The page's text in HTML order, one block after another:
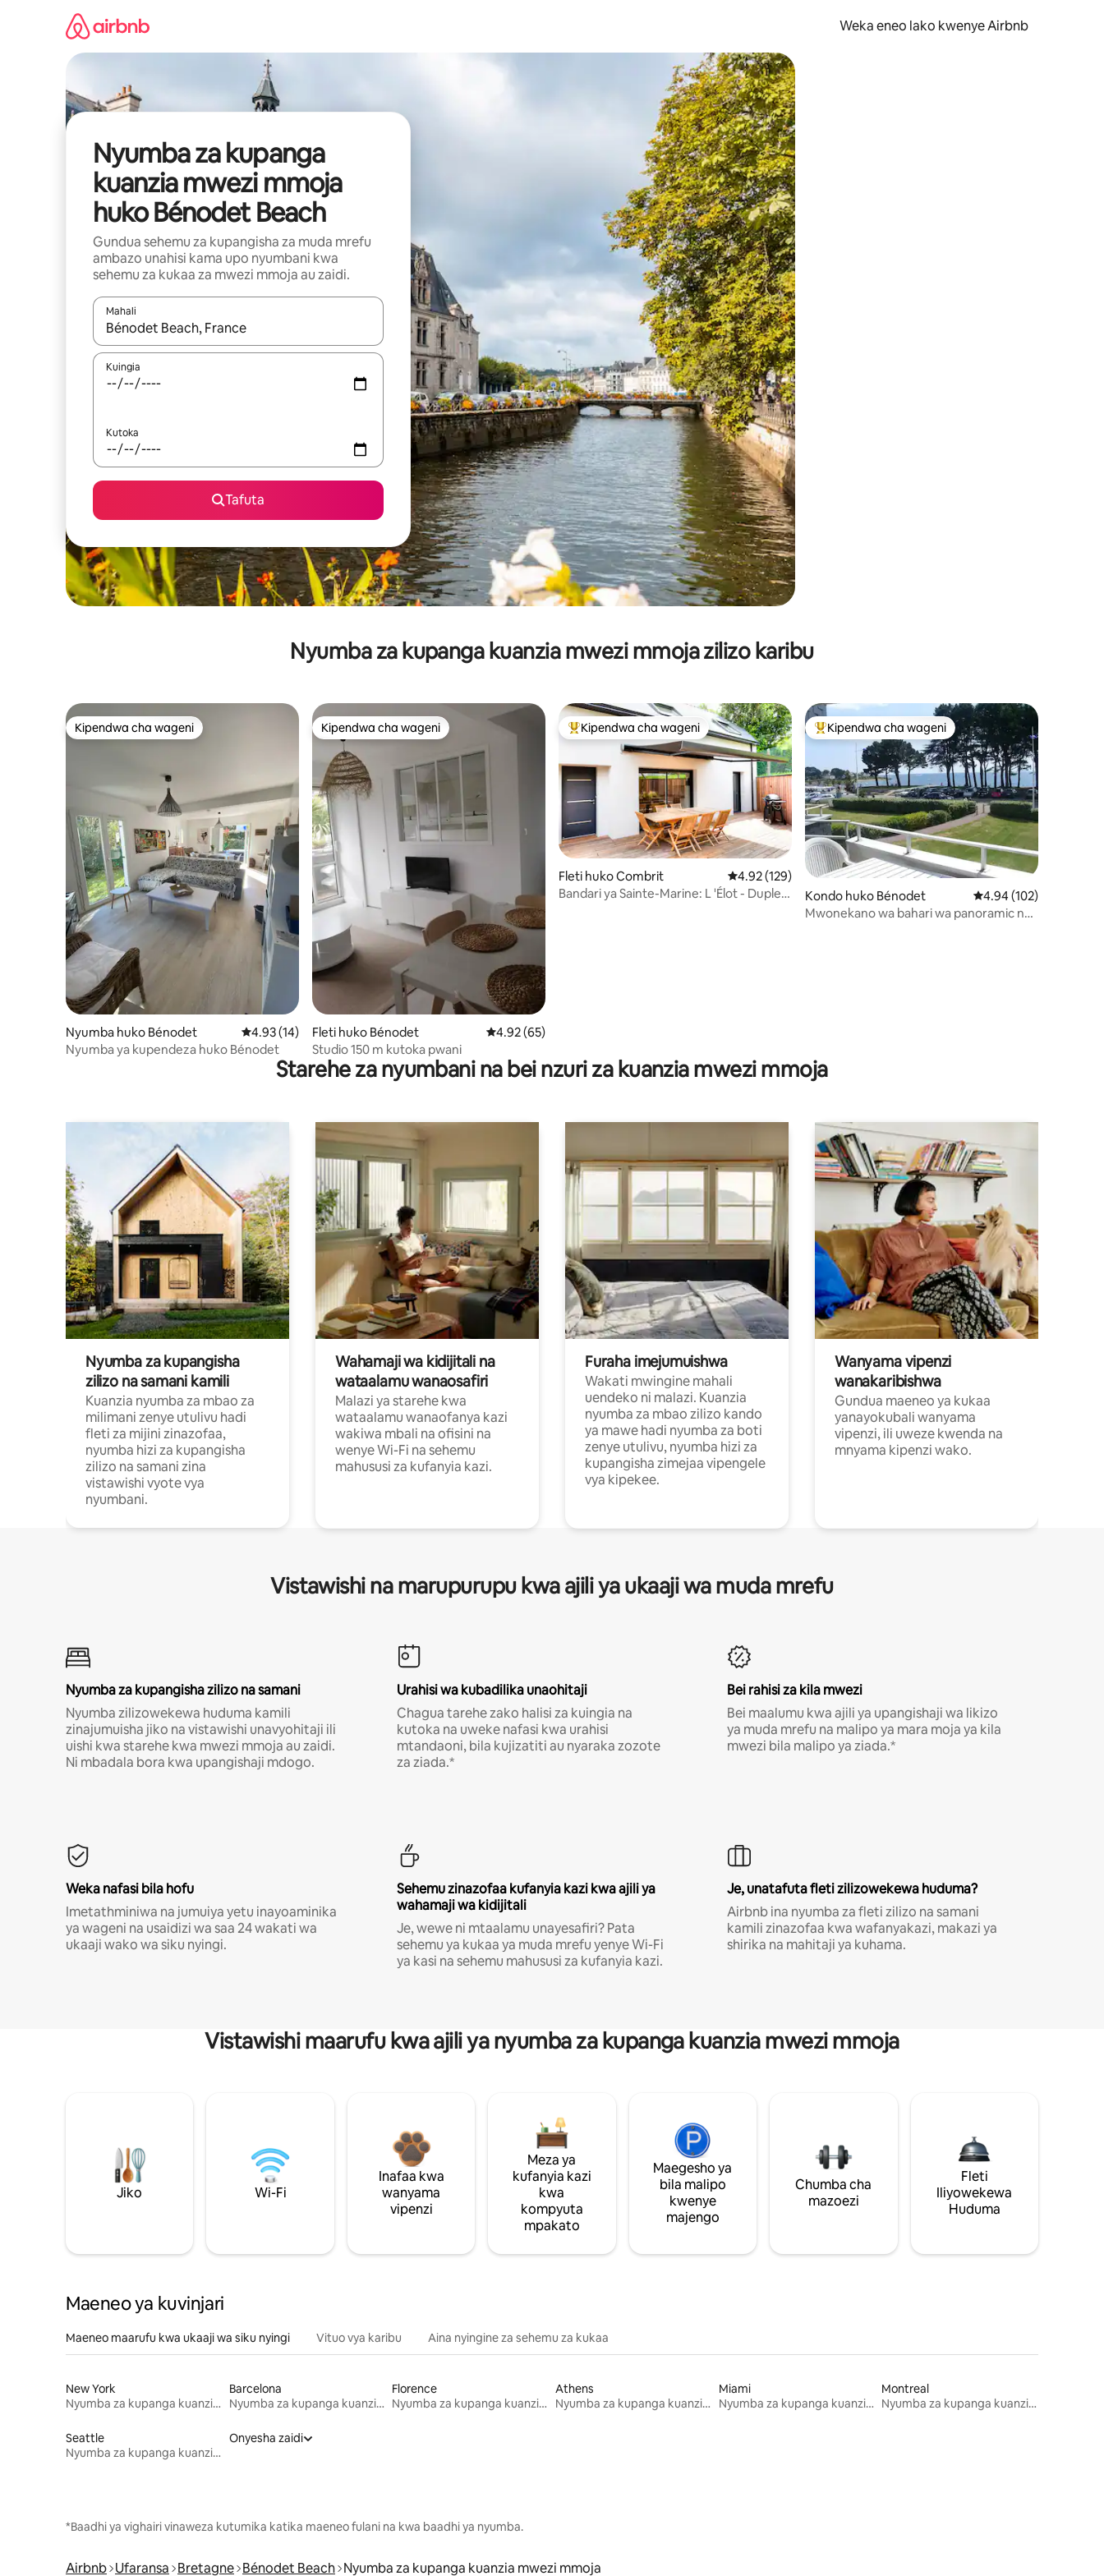
Weka eneo lako kwenye Airbnb
Nyumba za kupanga
kuanzia mwezi mmoja
huko Bénodet Beach
Gundua sehemu za kupangisha za muda mrefu
ambazo unahisi kama upo nyumbani kwa
sehemu za kukaa za mwezi mmoja au zaidi.
Mahali
Wakati matokeo yanapatikana, vinjari kwa kutumia vitufe vya vishale vya juu na chini au uchunguze kwa kugusa au kutelezesha kidole kwenye ishara.
Kuingia
Kutoka
Tafuta
Nyumba za kupanga kuanzia mwezi mmoja zilizo karibu
Kipendwa cha wageni
Kipendwa cha wageni
Nyumba huko Bénodet Ukadiriaji wa wastani wa 4.93 kati ya 5, tathmini 14
4.93 (14)
Nyumba ya kupendeza huko Bénodet
Kipendwa cha wageni
Kipendwa cha wageni
Fleti huko Bénodet Ukadiriaji wa wastani wa 4.92 kati ya 5, tathmini 65
4.92 (65)
Studio 150 m kutoka pwani
Kipendwa maarufu cha wageni
Kipendwa cha wageni
Fleti huko Combrit Ukadiriaji wa wastani wa 4.92 kati ya 5, tathmini 129
4.92 (129)
Bandari ya Sainte-Marine: L 'Élot - Duplex
Kipendwa maarufu cha wageni
Kipendwa cha wageni
Kondo huko Bénodet Ukadiriaji wa wastani
4.94 (102)
Mwonekano wa bahari wa panoramic na
Starehe za nyumbani na bei nzuri za kuanzia mwezi mmoja
Nyumba za kupangisha
zilizo na samani kamili
Kuanzia nyumba za mbao za
milimani zenye utulivu hadi
fleti za mijini zinazofaa,
nyumba hizi za kupangisha
zilizo na samani zina
vistawishi vyote vya
nyumbani.
Wahamaji wa kidijitali na
wataalamu wanaosafiri
Malazi ya starehe kwa
wataalamu wanaofanya kazi
wakiwa mbali na ofisini na
wenye Wi-Fi na sehemu
mahususi za kufanyia kazi.
Furaha imejumuishwa
Wakati mwingine mahali
uendeko ni malazi. Kuanzia
nyumba za mbao zilizo kando
ya mawe hadi nyumba za boti
zenye utulivu, nyumba hizi za
kupangisha zimejaa vipengele
vya kipekee.
Wanyama vipenzi
wanakaribishwa
Gundua maeneo ya kukaa
yanayokubali wanyama
vipenzi, ili uweze kwenda na
mnyama kipenzi wako.
Vistawishi na marupurupu kwa ajili ya ukaaji wa muda mrefu
Nyumba za kupangisha zilizo na samani
Nyumba zilizowekewa huduma kamili
zinajumuisha jiko na vistawishi unavyohitaji ili
uishi kwa starehe kwa mwezi mmoja au zaidi.
Ni mbadala bora kwa upangishaji mdogo.
Urahisi wa kubadilika unaohitaji
Chagua tarehe zako halisi za kuingia na
kutoka na uweke nafasi kwa urahisi
mtandaoni, bila kujizatiti au nyaraka zozote
za ziada.*
Bei rahisi za kila mwezi
Bei maalumu kwa ajili ya upangishaji wa likizo
ya muda mrefu na malipo ya mara moja ya kila
mwezi bila malipo ya ziada.*
Weka nafasi bila hofu
Imetathminiwa na jumuiya yetu inayoaminika
ya wageni na usaidizi wa saa 24 wakati wa
ukaaji wako wa siku nyingi.
Sehemu zinazofaa kufanyia kazi kwa ajili ya
wahamaji wa kidijitali
Je, wewe ni mtaalamu unayesafiri? Pata
sehemu ya kukaa ya muda mrefu yenye Wi-Fi
ya kasi na sehemu mahususi za kufanyia kazi.
Je, unatafuta fleti zilizowekewa huduma?
Airbnb ina nyumba za fleti zilizo na samani
kamili zinazofaa kwa wafanyakazi, makazi ya
shirika na mahitaji ya kuhama.
Vistawishi maarufu kwa ajili ya nyumba za kupanga kuanzia mwezi mmoja
Jiko Wi-Fi
Inafaa kwa
wanyama
vipenzi
Meza ya
kufanyia kazi
kwa
kompyuta
mpakato
Maegesho ya
bila malipo
kwenye
majengo
Chumba cha
mazoezi
Fleti
Iliyowekewa
Huduma
Maeneo ya kuvinjari
Maeneo maarufu kwa ukaaji wa siku nyingi Vituo vya karibu Aina nyingine za sehemu za kukaa
New York
Nyumba za kupanga kuanzia mwezi mmoja
Barcelona
Nyumba za kupanga kuanzia mwezi mmoja
Florence
Nyumba za kupanga kuanzia mwezi mmoja
Athens
Nyumba za kupanga kuanzia mwezi mmoja
Miami
Nyumba za kupanga kuanzia mwezi mmoja
Montreal
Nyumba za kupanga kuanzia mwezi mmoja
Seattle
Nyumba za kupanga kuanzia mwezi mmoja
Onyesha zaidi
*Baadhi ya vighairi vinaweza kutumika katika maeneo fulani na kwa baadhi ya nyumba.
Airbnb Ufaransa Bretagne Bénodet Beach Nyumba za kupanga kuanzia mwezi mmoja